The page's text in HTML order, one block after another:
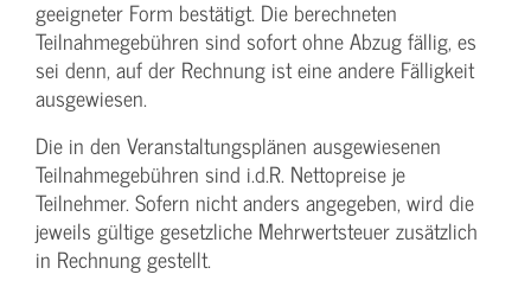
geeigneter Form bestätigt. Die berechneten
Teilnahmegebühren sind sofort ohne Abzug fällig, es
sei denn, auf der Rechnung ist eine andere Fälligkeit
ausgewiesen.
Die in den Veranstaltungsplänen ausgewiesenen
Teilnahmegebühren sind i.d.R. Nettopreise je
Teilnehmer. Sofern nicht anders angegeben, wird die
jeweils gültige gesetzliche Mehrwertsteuer zusätzlich
in Rechnung gestellt.